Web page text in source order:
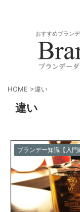
おすすめブラン
HOME >違い
違い
ブランデー知識【入門